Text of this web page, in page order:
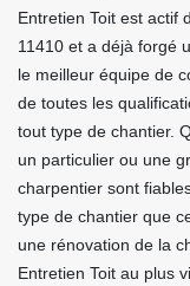
Entretien Toit est actif
11410 et a déjà forgé
le meilleur équipe de
de toutes les
tout type de chantier.
un particulier ou une
charpentier sont
type de chantier que
une rénovation de la
Entretien Toit au plus